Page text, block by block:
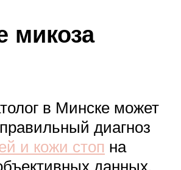
микоза
в Минске может
диагноз
и кожи стоп на
данных,